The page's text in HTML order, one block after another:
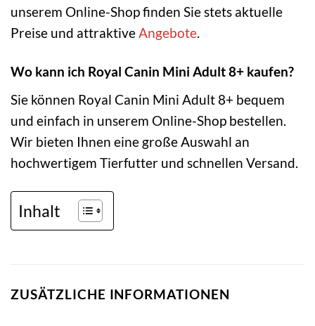
unserem Online-Shop finden Sie stets aktuelle
Preise und attraktiveAngebote.
Wo kann ich Royal Canin Mini Adult 8+ kaufen?
Sie können Royal Canin Mini Adult 8+ bequem
und einfach in unserem Online-Shop bestellen.
Wir bieten Ihnen eine große Auswahl an
hochwertigem Tierfutter und schnellen Versand.
Inhalt
ZUSÄTZLICHE INFORMATIONEN